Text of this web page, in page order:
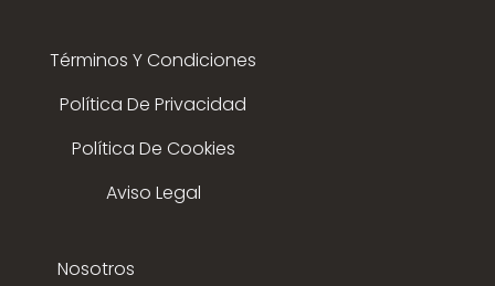
Términos Y Condiciones
Política De Privacidad
Política De Cookies
Aviso Legal
Nosotros